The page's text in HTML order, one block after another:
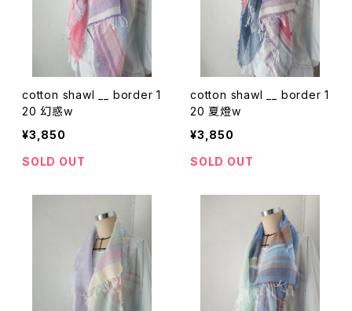
cotton shawl __ border 1
20 幻惑w
¥3,850
SOLD OUT
cotton shawl __ border 1
20 夏燈w
¥3,850
SOLD OUT